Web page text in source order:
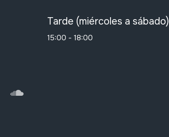
FlickrSoundCloud
Tarde (miércoles a sábado)
15:00 - 18:00